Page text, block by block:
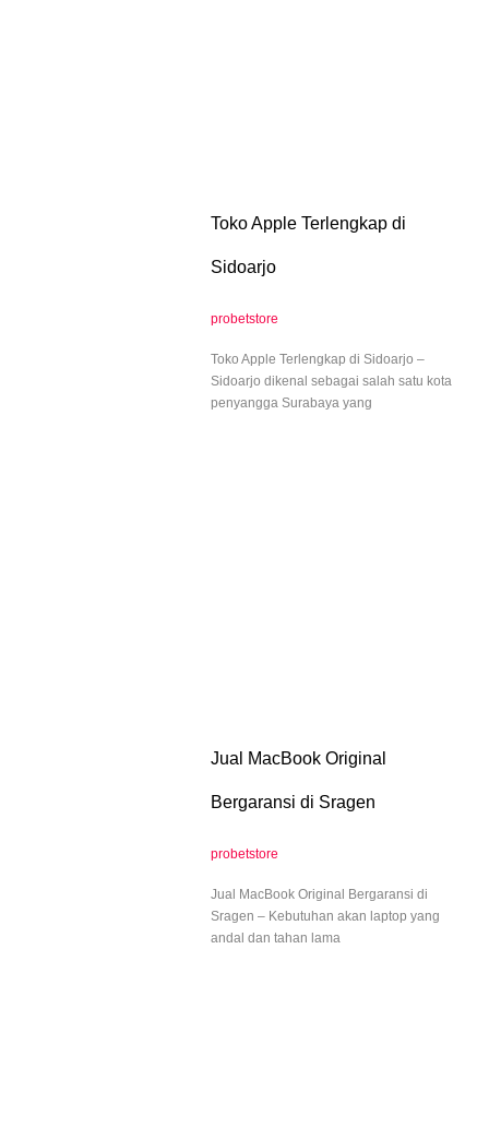
Toko Apple Terlengkap di
Sidoarjo
probetstore
Toko Apple Terlengkap di Sidoarjo –
Sidoarjo dikenal sebagai salah satu kota
penyangga Surabaya yang
Jual MacBook Original
Bergaransi di Sragen
probetstore
Jual MacBook Original Bergaransi di
Sragen – Kebutuhan akan laptop yang
andal dan tahan lama